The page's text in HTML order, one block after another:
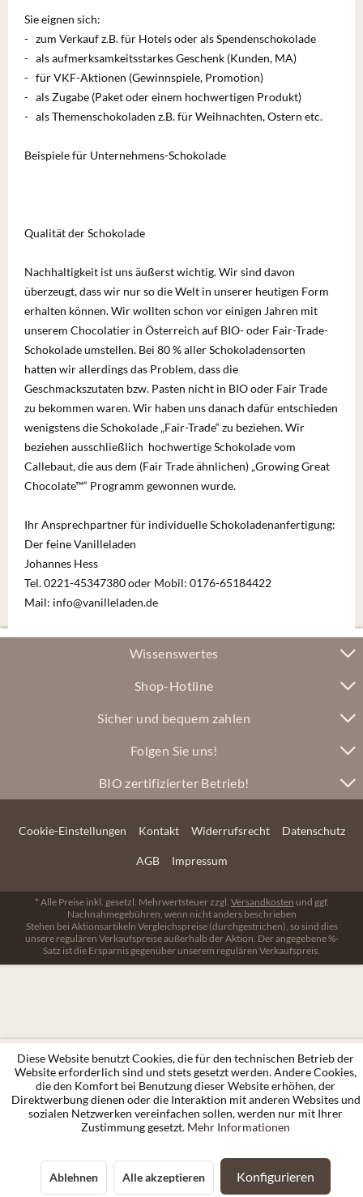
Sie eignen sich:
- zum Verkauf z.B. für Hotels oder als Spendenschokolade
- als aufmerksamkeitsstarkes Geschenk (Kunden, MA)
- für VKF-Aktionen (Gewinnspiele, Promotion)
- als Zugabe (Paket oder einem hochwertigen Produkt)
- als Themenschokoladen z.B. für Weihnachten, Ostern etc.
Beispiele für Unternehmens-Schokolade
Qualität der Schokolade
Nachhaltigkeit ist uns äußerst wichtig. Wir sind davon
überzeugt, dass wir nur so die Welt in unserer heutigen Form
erhalten können. Wir wollten schon vor einigen Jahren mit
unserem Chocolatier in Österreich auf BIO- oder Fair-Trade-
Schokolade umstellen. Bei 80 % aller Schokoladensorten
hatten wir allerdings das Problem, dass die
Geschmackszutaten bzw. Pasten nicht in BIO oder Fair Trade
zu bekommen waren. Wir haben uns danach dafür entschieden
wenigstens die Schokolade „Fair-Trade“ zu beziehen. Wir
beziehen ausschließlich hochwertige Schokolade vom
Callebaut, die aus dem (Fair Trade ähnlichen) „Growing Great
Chocolate™“ Programm gewonnen wurde.
Ihr Ansprechpartner für individuelle Schokoladenanfertigung:
Der feine Vanilleladen
Johannes Hess
Tel. 0221-45347380 oder Mobil: 0176-65184422
Mail: info@vanilleladen.de
Wissenswertes
Shop-Hotline
Sicher und bequem zahlen
Folgen Sie uns!
BIO zertifizierter Betrieb!
Cookie-Einstellungen Kontakt Widerrufsrecht Datenschutz
AGB Impressum
* Alle Preise inkl. gesetzl. Mehrwertsteuer zzgl. Versandkosten und ggf.
Nachnahmegebühren, wenn nicht anders beschrieben
Stehen bei Aktionsartikeln Vergleichspreise (durchgestrichen), so sind dies
unsere regulären Verkaufspreise außerhalb der Aktion. Der angegebene %-
Satz ist die Ersparnis gegenüber unserem regulären Verkaufspreis.
Diese Website benutzt Cookies, die für den technischen Betrieb der
Website erforderlich sind und stets gesetzt werden. Andere Cookies,
die den Komfort bei Benutzung dieser Website erhöhen, der
Direktwerbung dienen oder die Interaktion mit anderen Websites und
sozialen Netzwerken vereinfachen sollen, werden nur mit Ihrer
Zustimmung gesetzt. Mehr Informationen
Ablehnen Alle akzeptieren Konfigurieren